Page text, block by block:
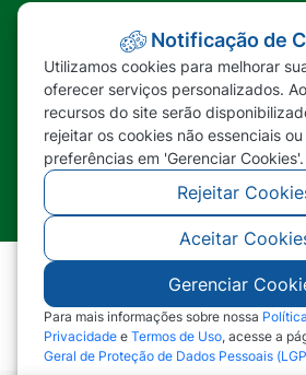
Transparência
Ouvidoria
SIC
©2026 - Prefeitura Municipal
MT - Todos os direitos
Notificação de
Utilizamos cookies para melhorar
oferecer serviços personalizados.
recursos do site serão
rejeitar os cookies não essenciais
preferências em 'Gerenciar Cookies'.
Rejeitar
Aceitar
Gerenciar
Para mais informações sobre nossa
Privacidade e Termos de Uso, acesse a
Geral de Proteção de Dados Pessoais